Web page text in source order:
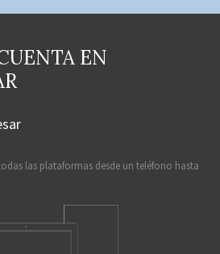
EN
las plataformas desde un teléfono hasta